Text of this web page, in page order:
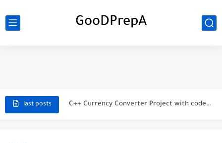
GooDPrepA
last posts C++ Currency Converter Project with code source